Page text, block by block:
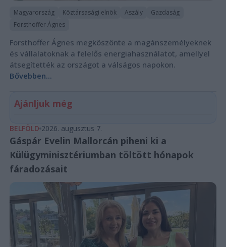
Magyarország Köztársasági elnök Aszály
Gazdaság
Forsthoffer Ágnes
Forsthoffer Ágnes megköszönte a magánszemélyeknek
és vállalatoknak a felelős energiahasználatot, amellyel
átsegítették az országot a válságos napokon.
Bővebben...
Ajánljuk még
BELFÖLD 2026. augusztus 7.
Gáspár Evelin Mallorcán piheni ki a
Külügyminisztériumban töltött hónapok
fáradozásait